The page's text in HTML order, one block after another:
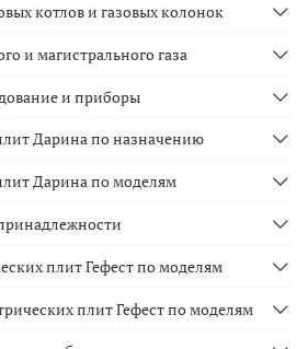
котлов и газовых колонок
и магистрального газа
и приборы
Дарина по назначению
Дарина по моделям
плит Гефест по моделям
плит Гефест по моделям